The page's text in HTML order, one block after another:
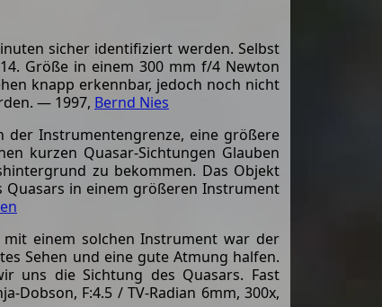
sicher identifiziert werden. Selbst
Größe in einem 300 mm f/4 Newton
knapp erkennbar, jedoch noch nicht
— 1997, Bernd Nies
der Instrumentengrenze, eine größere
kurzen Quasar-Sichtungen Glauben
zu bekommen. Das Objekt
Quasars in einem größeren Instrument
einem solchen Instrument war der
Sehen und eine gute Atmung halfen.
uns die Sichtung des Quasars. Fast
F:4.5 / TV-Radian 6mm, 300x,